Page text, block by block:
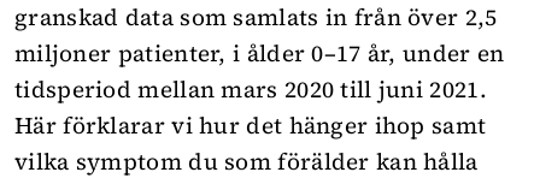
granskad data som samlats in från över 2,5
miljoner patienter, i ålder 0–17 år, under en
tidsperiod mellan mars 2020 till juni 2021.
Här förklarar vi hur det hänger ihop samt
vilka symptom du som förälder kan hålla